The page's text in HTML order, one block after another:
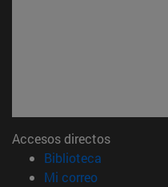
Accesos directos
Biblioteca
Mi correo(abre en